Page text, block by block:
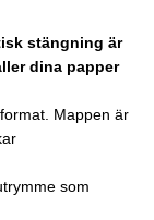
stängning är
dina papper
Mappen är
som